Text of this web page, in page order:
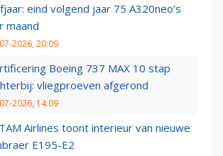
eind volgend jaar 75 A320neo’s
maand
2026, 20:09
Boeing 737 MAX 10 stap
vliegproeven afgerond
2026, 14:09
Airlines toont interieur van nieuwe
E195-E2